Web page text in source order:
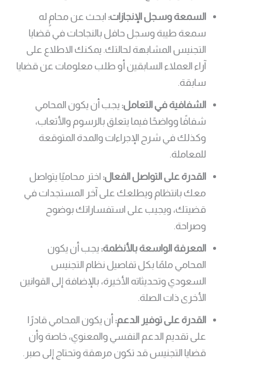
السمعة وسجل الإنجازات: ابحث عن محامٍ له
سمعة طيبة وسجل حافل بالنجاحات في قضايا
التجنيس المشابهة لحالتك. يمكنك الاطلاع على
آراء العملاء السابقين أو طلب معلومات عن قضايا
سابقة.
الشفافية في التعامل: يجب أن يكون المحامي
شفافًا وواضحًا فيما يتعلق بالرسوم والأتعاب،
وكذلك في شرح الإجراءات والمدة المتوقعة
للمعاملة.
القدرة على التواصل الفعال: اختر محاميًا يتواصل
معك بانتظام ويطلعك على آخر المستجدات في
قضيتك، ويجيب على استفساراتك بوضوح
وصراحة.
المعرفة الواسعة بالأنظمة: يجب أن يكون
المحامي ملمًا بكل تفاصيل نظام التجنيس
السعودي وتحديثاته الأخيرة، بالإضافة إلى القوانين
الأخرى ذات الصلة.
القدرة على توفير الدعم: أن يكون المحامي قادرًا
على تقديم الدعم النفسي والمعنوي، خاصة وأن
قضايا التجنيس قد تكون مرهقة وتحتاج إلى صبر.